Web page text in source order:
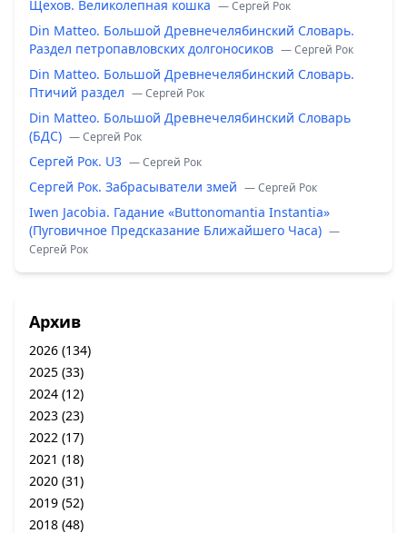
Щехов. Великолепная кошка — Сергей Рок
Din Matteo. Большой Древнечелябинский Словарь.
Раздел петропавловских долгоносиков — Сергей Рок
Din Matteo. Большой Древнечелябинский Словарь.
Птичий раздел — Сергей Рок
Din Matteo. Большой Древнечелябинский Словарь
(БДС) — Сергей Рок
Сергей Рок. U3 — Сергей Рок
Сергей Рок. Забрасыватели змей — Сергей Рок
Iwen Jacobia. Гадание «Buttonomantia Instantia»
(Пуговичное Предсказание Ближайшего Часа) —
Сергей Рок
Архив
2026 (134)
2025 (33)
2024 (12)
2023 (23)
2022 (17)
2021 (18)
2020 (31)
2019 (52)
2018 (48)